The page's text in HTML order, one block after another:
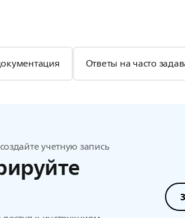
Ответы на часто
учетную запись